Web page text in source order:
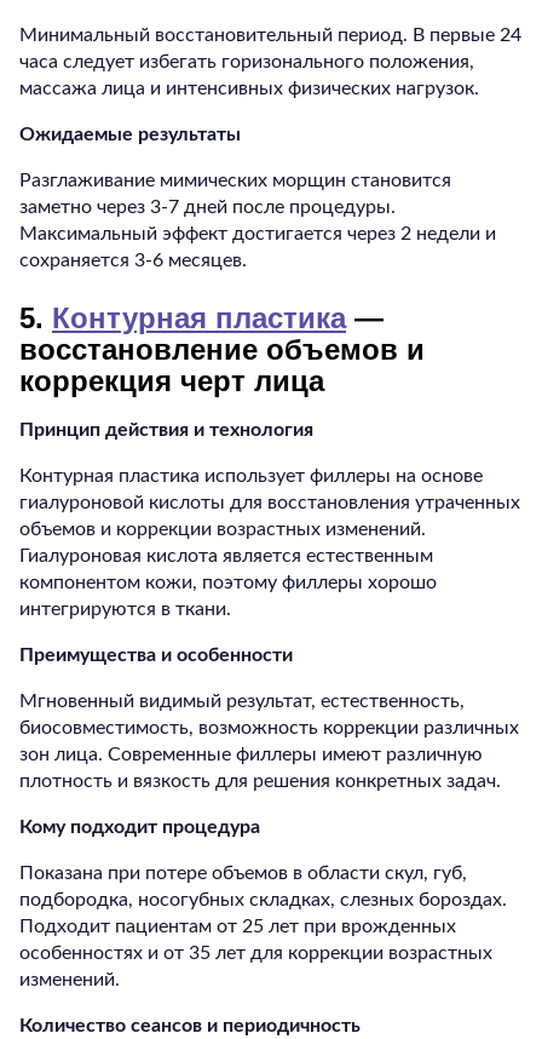
Минимальный восстановительный период. В первые 24
часа следует избегать горизонального положения,
массажа лица и интенсивных физических нагрузок.
Ожидаемые результаты
Разглаживание мимических морщин становится
заметно через 3-7 дней после процедуры.
Максимальный эффект достигается через 2 недели и
сохраняется 3-6 месяцев.
5. Контурная пластика—
восстановление объемов и
коррекция черт лица
Принцип действия и технология
Контурная пластика использует филлеры на основе
гиалуроновой кислоты для восстановления утраченных
объемов и коррекции возрастных изменений.
Гиалуроновая кислота является естественным
компонентом кожи, поэтому филлеры хорошо
интегрируются в ткани.
Преимущества и особенности
Мгновенный видимый результат, естественность,
биосовместимость, возможность коррекции различных
зон лица. Современные филлеры имеют различную
плотность и вязкость для решения конкретных задач.
Кому подходит процедура
Показана при потере объемов в области скул, губ,
подбородка, носогубных складках, слезных бороздах.
Подходит пациентам от 25 лет при врожденных
особенностях и от 35 лет для коррекции возрастных
изменений.
Количество сеансов и периодичность